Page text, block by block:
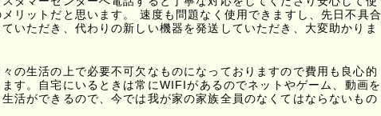
リットだと思います。 速度も問題なく使用できますし、先日不具合
いただき、代わりの新しい機器を発送していただき、大変助かりま
の生活の上で必要不可欠なものになっておりますので費用も良心的
す。自宅にいるときは常にWIFIがあるのでネットやゲーム、動画を
活ができるので、今では我が家の家族全員のなくてはならないもの